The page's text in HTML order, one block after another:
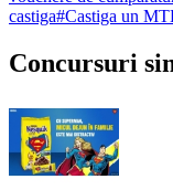
castiga#Castiga un
Concursuri